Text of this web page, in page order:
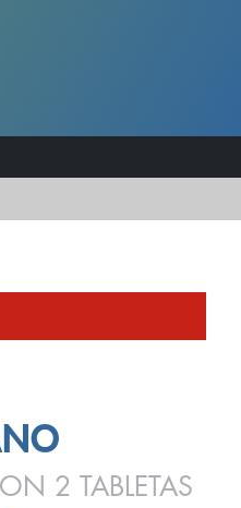
2 TABLETAS